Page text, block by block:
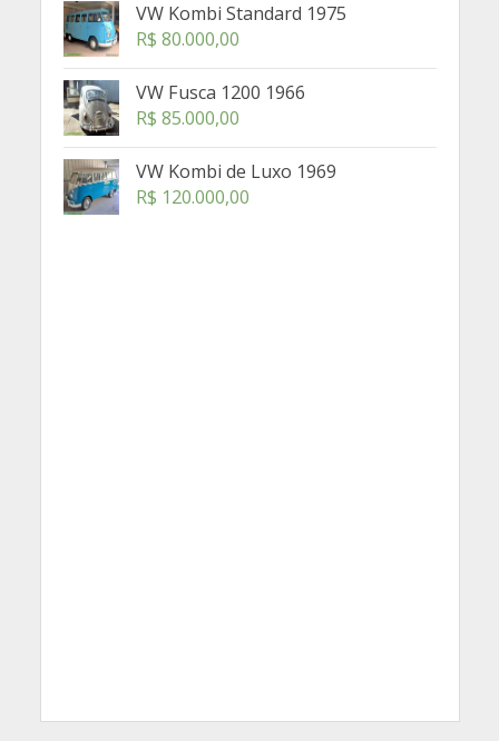
VW Kombi Standard 1975
R$ 80.000,00
VW Fusca 1200 1966
R$ 85.000,00
VW Kombi de Luxo 1969
R$ 120.000,00